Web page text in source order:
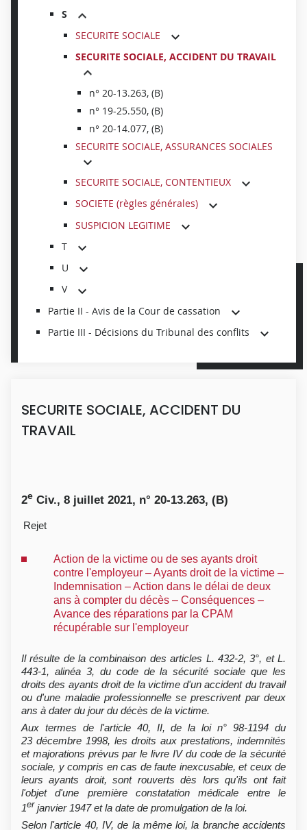
S
SECURITE SOCIALE
SECURITE SOCIALE, ACCIDENT DU TRAVAIL
n° 20-13.263, (B)
n° 19-25.550, (B)
n° 20-14.077, (B)
SECURITE SOCIALE, ASSURANCES SOCIALES
SECURITE SOCIALE, CONTENTIEUX
SOCIETE (règles générales)
SUSPICION LEGITIME
T
U
V
Partie II - Avis de la Cour de cassation
Partie III - Décisions du Tribunal des conflits
SECURITE SOCIALE, ACCIDENT DU
TRAVAIL
2e Civ., 8 juillet 2021, n° 20-13.263, (B)
Rejet
Action de la victime ou de ses ayants droit
contre l'employeur – Ayants droit de la victime –
Indemnisation – Action dans le délai de deux
ans à compter du décès – Conséquences –
Avance des réparations par la CPAM
récupérable sur l'employeur
Il résulte de la combinaison des articles L. 432-2, 3°, et L.
443-1, alinéa 3, du code de la sécurité sociale que les
droits des ayants droit de la victime d'un accident du travail
ou d'une maladie professionnelle se prescrivent par deux
ans à dater du jour du décès de la victime.
Aux termes de l'article 40, II, de la loi n° 98-1194 du
23 décembre 1998, les droits aux prestations, indemnités
et majorations prévus par le livre IV du code de la sécurité
sociale, y compris en cas de faute inexcusable, et ceux de
leurs ayants droit, sont rouverts dès lors qu'ils ont fait
l'objet d'une première constatation médicale entre le
1er janvier 1947 et la date de promulgation de la loi.
Selon l'article 40, IV, de la même loi, la branche accidents